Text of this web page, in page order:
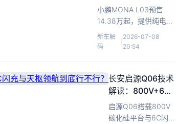
解：Max版智驾性价
比最高
小鹏MONA L03预售
14.38万起，提供纯电与
增程双动力。全系标配
高阶智驾硬件，Max版算
新车解
码
2026-07-08
20:54
长安启源Q06技术
解读：800V+6C
闪充与天枢领航到
底行不行？
启源Q06搭载800V
碳化硅平台与6C闪